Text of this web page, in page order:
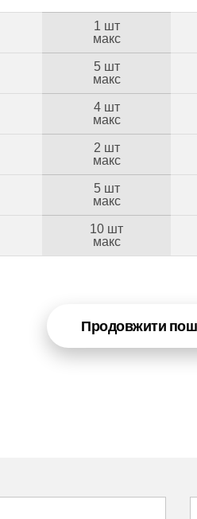
1 шт
макс
5 шт
макс
4 шт
макс
2 шт
макс
5 шт
макс
10 шт
макс
Продовжити